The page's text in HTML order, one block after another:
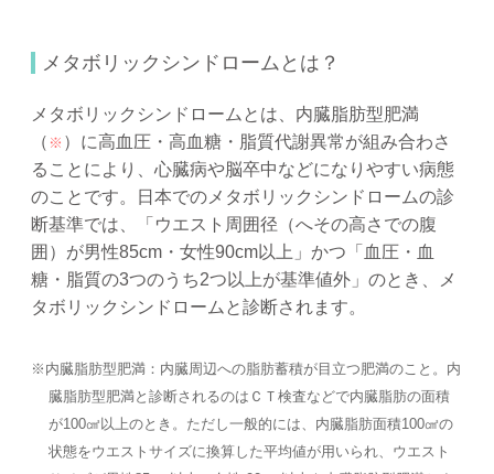
メタボリックシンドロームとは？
メタボリックシンドロームとは、内臓脂肪型肥満
（ ※ ）に高血圧・高血糖・脂質代謝異常が組み合わさ
ることにより、心臓病や脳卒中などになりやすい病態
のことです。日本でのメタボリックシンドロームの診
断基準では、「ウエスト周囲径（へその高さでの腹
囲）が男性85cm・女性90cm以上」かつ「血圧・血
糖・脂質の3つのうち2つ以上が基準値外」のとき、メ
タボリックシンドロームと診断されます。
※内臓脂肪型肥満：内臓周辺への脂肪蓄積が目立つ肥満のこと。内
臓脂肪型肥満と診断されるのはＣＴ検査などで内臓脂肪の面積
が100㎠以上のとき。ただし一般的には、内臓脂肪面積100㎠の
状態をウエストサイズに換算した平均値が用いられ、ウエスト